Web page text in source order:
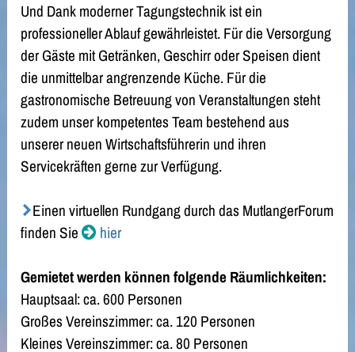
Und Dank moderner Tagungstechnik ist ein
professioneller Ablauf gewährleistet. Für die Versorgung
der Gäste mit Getränken, Geschirr oder Speisen dient
die unmittelbar angrenzende Küche. Für die
gastronomische Betreuung von Veranstaltungen steht
zudem unser kompetentes Team bestehend aus
unserer neuen Wirtschaftsführerin und ihren
Servicekräften gerne zur Verfügung.
Einen virtuellen Rundgang durch das MutlangerForum
finden Sie
hier
Gemietet werden können folgende Räumlichkeiten:
Hauptsaal: ca. 600 Personen
Großes Vereinszimmer: ca. 120 Personen
Kleines Vereinszimmer: ca. 80 Personen